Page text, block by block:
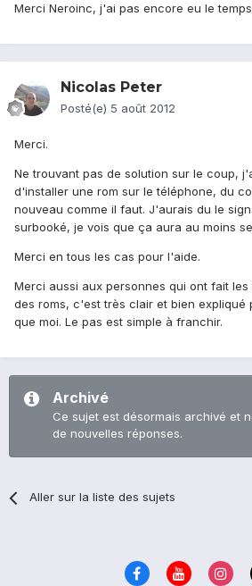
Merci Neroinc, j'ai pas encore eu le
Nicolas Peter
Posté(e) 5 août 2012
Merci.
Ne trouvant pas de solution sur le coup,
d'installer une rom sur le téléphone, du
nouveau comme il faut. J'aurais du le
surbooké, je vois que ça aura au moins
Merci en tous les cas pour l'aide.
Merci aussi aux personnes qui ont fait
des roms, c'est très clair et bien expliqué
que moi. Le pas est simple à franchir.
Archivé
Ce sujet est désormais archivé et
de nouvelles réponses.
Aller sur la liste des sujets